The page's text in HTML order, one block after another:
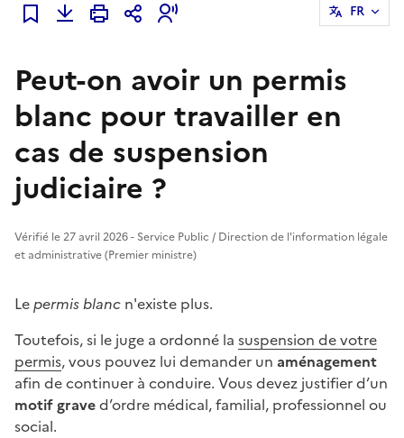
Ajouter à mes favoris
FR
Peut-on avoir un permis
blanc pour travailler en
cas de suspension
judiciaire ?
Vérifié le 27 avril 2026 - Service Public / Direction de l'information légale
et administrative (Premier ministre)
Lepermis blanc n'existe plus.
Toutefois, si le juge a ordonné la suspension de votre
permis, vous pouvez lui demander un aménagement
afin de continuer à conduire. Vous devez justifier d’un
motif graved’ordre médical, familial, professionnel ou
social.